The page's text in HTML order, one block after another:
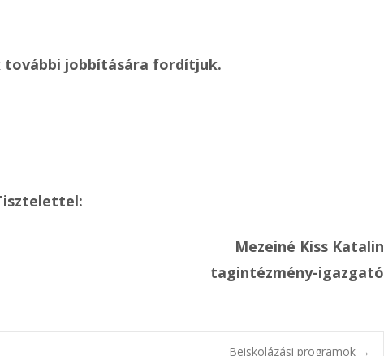
további jobbítására fordítjuk.
Mezeiné Kiss Katalin
tagintézmény-igazgató
Beiskolázási programok →